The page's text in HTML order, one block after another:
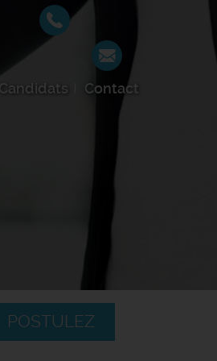
Candidats Contact
POSTULEZ